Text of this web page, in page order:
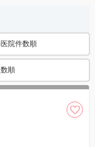
院件数順
順